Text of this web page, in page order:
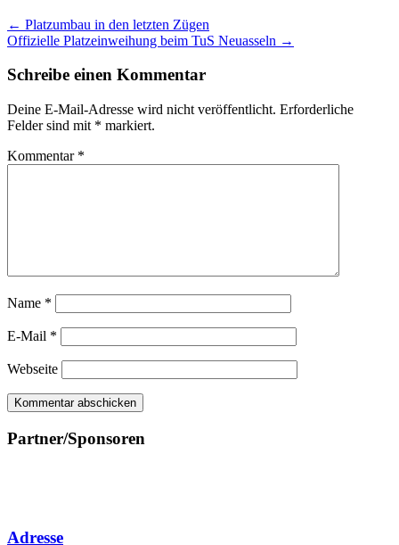
← Platzumbau in den letzten Zügen
Offizielle Platzeinweihung beim TuS Neuasseln →
Schreibe einen Kommentar
Deine E-Mail-Adresse wird nicht veröffentlicht. Erforderliche
Felder sind mit * markiert.
Kommentar *
Name *
E-Mail *
Webseite
Partner/Sponsoren
Adresse